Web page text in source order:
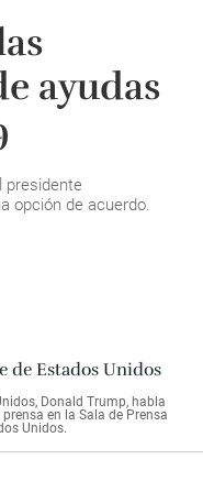
ayudas
presidente
opción de acuerdo.
Donald Trump, habla
en la Sala de Prensa
Unidos.